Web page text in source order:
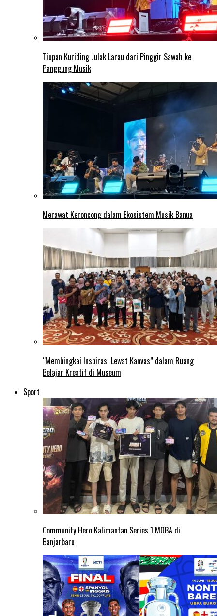
Tiupan Kuriding Julak Larau dari Pinggir Sawah ke
Panggung Musik
Merawat Keroncong dalam Ekosistem Musik Banua
“Membingkai Inspirasi Lewat Kanvas” dalam Ruang
Belajar Kreatif di Museum
Sport
Community Hero Kalimantan Series 1 MOBA di
Banjarbaru